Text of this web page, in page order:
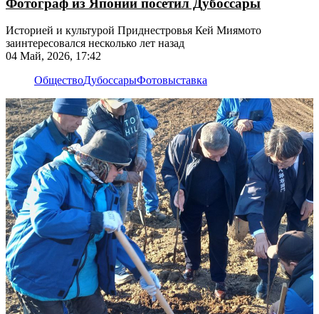
Историей и культурой Приднестровья Кей Миямото
заинтересовался несколько лет назад
04 Май, 2026, 17:42
ОбществоДубоссарыФотовыставка